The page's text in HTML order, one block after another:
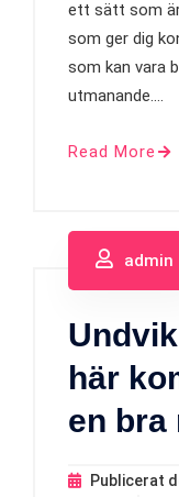
ett sätt som
som ger dig
som kan vara
utmanande.…
Read More
admin
här
en bra
Publicerat